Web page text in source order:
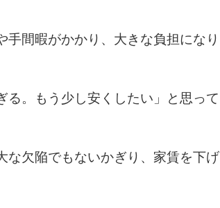
間暇がかかり、大きな負担になり
る。もう少し安くしたい」と思って
な欠陥でもないかぎり、家賃を下げ